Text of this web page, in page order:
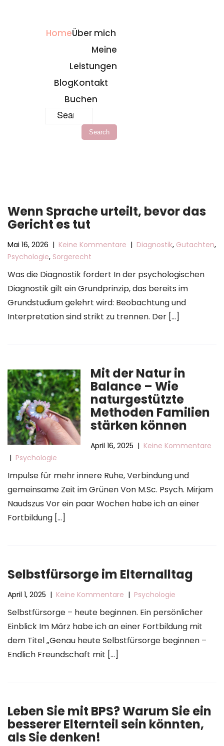
HomeÜber mich
Meine
Leistungen
BlogKontakt
Buchen
Wenn Sprache urteilt, bevor das
Gericht es tut
Mai 16, 2026 | Keine Kommentare | Diagnostik, Gutachten,
Psychologie, Sorgerecht
Was die Diagnostik fordert In der psychologischen
Diagnostik gilt ein Grundprinzip, das bereits im
Grundstudium gelehrt wird: Beobachtung und
Interpretation sind strikt zu trennen. Der […]
Mit der Natur in
Balance – Wie
naturgestützte
Methoden Familien
stärken können
April 16, 2025 | Keine Kommentare
| Psychologie
Impulse für mehr innere Ruhe, Verbindung und
gemeinsame Zeit im Grünen Von M.Sc. Psych. Mirjam
Naudszus Vor ein paar Wochen habe ich an einer
Fortbildung […]
Selbstfürsorge im Elternalltag
April 1, 2025 | Keine Kommentare | Psychologie
Selbstfürsorge – heute beginnen. Ein persönlicher
Einblick Im März habe ich an einer Fortbildung mit
dem Titel „Genau heute Selbstfürsorge beginnen –
Endlich Freundschaft mit […]
Leben Sie mit BPS? Warum Sie ein
besserer Elternteil sein könnten,
als Sie denken!